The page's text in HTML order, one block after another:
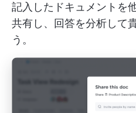
記入したドキュメントを
共有し、回答を分析して
う。